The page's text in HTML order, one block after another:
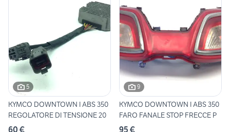
5
KYMCO DOWNTOWN I ABS 350
REGOLATORE DI TENSIONE 20
60 €
9
KYMCO DOWNTOWN I ABS 350
FARO FANALE STOP FRECCE P
95 €